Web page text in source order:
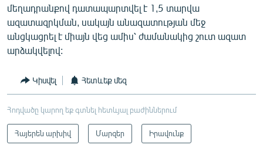
մեղադրանքով դատապարտվել է 1,5 տարվա
ազատազրկման, սակայն անազատության մեջ
անցկացրել է միայն վեց ամիս՝ ժամանակից շուտ ազատ
արձակվելով:
Կիսվել Հետևեք մեզ
Հոդվածը կարող եք գտնել հետևյալ բաժիններում
Հայերեն արխիվ Մարզեր Իրավունք